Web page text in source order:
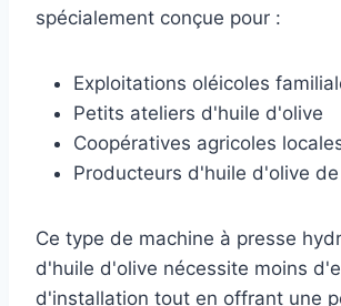
spécialement conçue pour :
Exploitations oléicoles
Petits ateliers d'huile d'olive
Coopératives agricoles
Producteurs d'huile d'olive
Ce type de machine à presse
d'huile d'olive nécessite moins
d'installation tout en offrant une